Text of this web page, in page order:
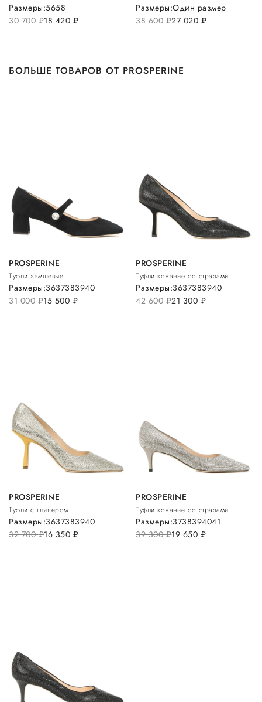
30 700руб.18 420 руб.
Размеры:5658
38 600руб.27 020 руб.
Размеры:Один размер
БОЛЬШЕ ТОВАРОВ ОТ PROSPERINE
PROSPERINE
Туфли замшевые
31 000руб.15 500 руб.
Размеры:3637383940
PROSPERINE
Туфли кожаные со стразами
42 600руб.21 300 руб.
Размеры:3637383940
PROSPERINE
Туфли с глиттером
32 700руб.16 350 руб.
Размеры:3637383940
PROSPERINE
Туфли кожаные со стразами
39 300руб.19 650 руб.
Размеры:3738394041